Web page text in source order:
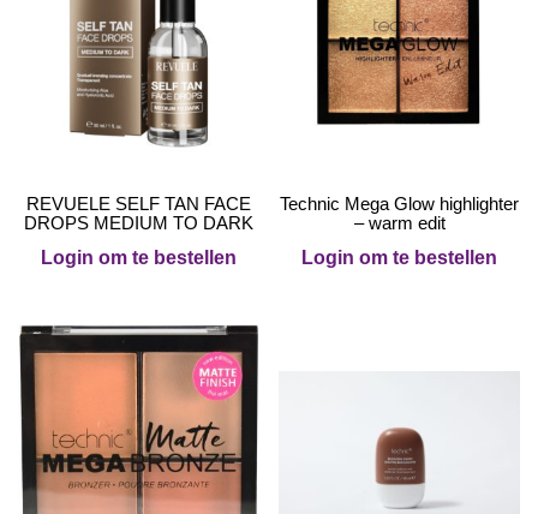
REVUELE SELF TAN FACE
DROPS MEDIUM TO DARK
Login om te bestellen
Technic Mega Glow highlighter
– warm edit
Login om te bestellen